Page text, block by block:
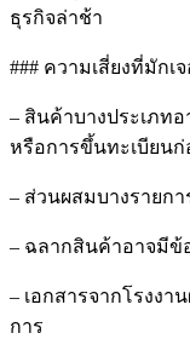
ธุรกิจล่าช้า
### ความเสี่ยงที่มักเ
– สินค้าบางประเภท
หรือการขึ้นทะเบียน
– ส่วนผสมบางรายก
– ฉลากสินค้าอาจมีข้
– เอกสารจากโรงง
การ